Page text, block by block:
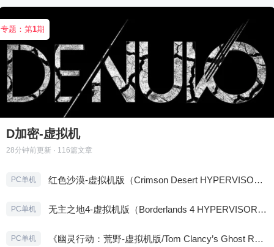
专题：第1期
D加密-虚拟机
28分钟前更新 · 116篇文章
PC单机 红色沙漠-虚拟机版（Crimson Desert HYPERVISOR）免安装中文版
PC单机 无主之地4-虚拟机版（Borderlands 4 HYPERVISOR）免安装中文版
PC单机 《幽灵行动：荒野-虚拟机版/Tom Clancy’s Ghost Recon Wildlands HYPERVISOR》免安装中文版